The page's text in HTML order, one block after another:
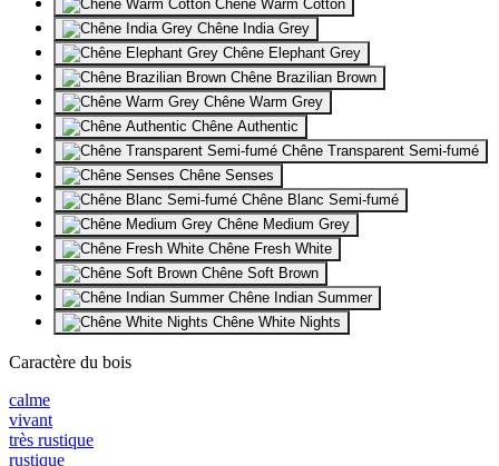
Chêne Warm Cotton
Chêne India Grey
Chêne Elephant Grey
Chêne Brazilian Brown
Chêne Warm Grey
Chêne Authentic
Chêne Transparent Semi-fumé
Chêne Senses
Chêne Blanc Semi-fumé
Chêne Medium Grey
Chêne Fresh White
Chêne Soft Brown
Chêne Indian Summer
Chêne White Nights
Caractère du bois
calme
vivant
très rustique
rustique